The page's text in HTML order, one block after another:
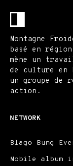
Montagne
basé en
mène un
de culture en
un groupe de
action.
NETWORK
Blago Bung
Mobile album